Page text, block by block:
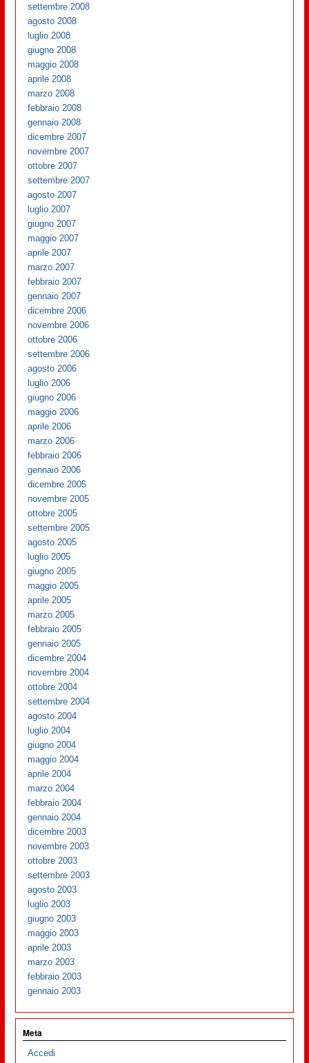
settembre 2008
agosto 2008
luglio 2008
giugno 2008
maggio 2008
aprile 2008
marzo 2008
febbraio 2008
gennaio 2008
dicembre 2007
novembre 2007
ottobre 2007
settembre 2007
agosto 2007
luglio 2007
giugno 2007
maggio 2007
aprile 2007
marzo 2007
febbraio 2007
gennaio 2007
dicembre 2006
novembre 2006
ottobre 2006
settembre 2006
agosto 2006
luglio 2006
giugno 2006
maggio 2006
aprile 2006
marzo 2006
febbraio 2006
gennaio 2006
dicembre 2005
novembre 2005
ottobre 2005
settembre 2005
agosto 2005
luglio 2005
giugno 2005
maggio 2005
aprile 2005
marzo 2005
febbraio 2005
gennaio 2005
dicembre 2004
novembre 2004
ottobre 2004
settembre 2004
agosto 2004
luglio 2004
giugno 2004
maggio 2004
aprile 2004
marzo 2004
febbraio 2004
gennaio 2004
dicembre 2003
novembre 2003
ottobre 2003
settembre 2003
agosto 2003
luglio 2003
giugno 2003
maggio 2003
aprile 2003
marzo 2003
febbraio 2003
gennaio 2003
Meta
Accedi